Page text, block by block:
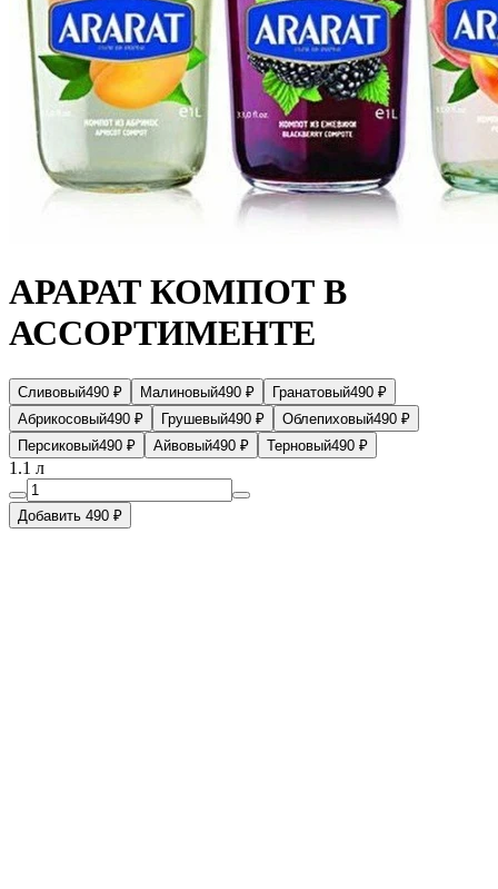
АРАРАТ КОМПОТ В
АССОРТИМЕНТЕ
Сливовый490 ₽ Малиновый490 ₽ Гранатовый490 ₽
Абрикосовый490 ₽ Грушевый490 ₽ Облепиховый490 ₽
Персиковый490 ₽ Айвовый490 ₽ Терновый490 ₽
1.1 л
Добавить 490 ₽